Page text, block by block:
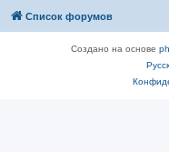
Список форумов
Создано на основе